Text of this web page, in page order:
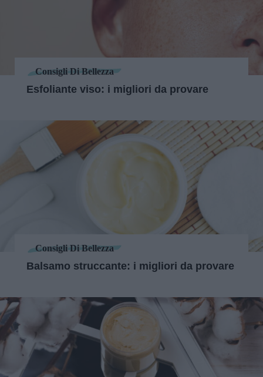
Consigli Di Bellezza
Esfoliante viso: i migliori da provare
Consigli Di Bellezza
Balsamo struccante: i migliori da provare